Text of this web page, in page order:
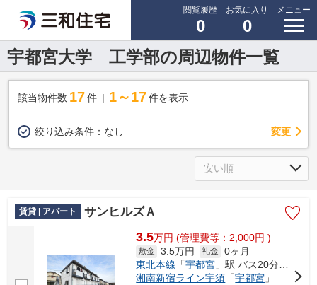
閲覧履歴
0
お気に入り
0
メニュー
宇都宮大学 工学部の周辺物件一覧
該当物件数 17件 1～17 件を表示
絞り込み条件： なし 変更
賃貸 | アパート サンヒルズＡ
3.5万円 (管理費等：2,000円 )
敷金 3.5万円 礼金 0ヶ月
東北本線 「宇都宮 」駅 バス20分 「岡新田」 停歩5分
湘南新宿ライン宇須 「宇都宮 」駅 バス20分 「岡新田」 停歩5分